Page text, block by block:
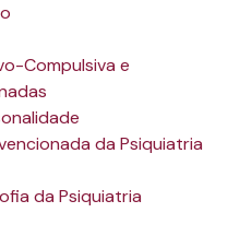
Compulsiva e
da Psiquiatria
da Psiquiatria